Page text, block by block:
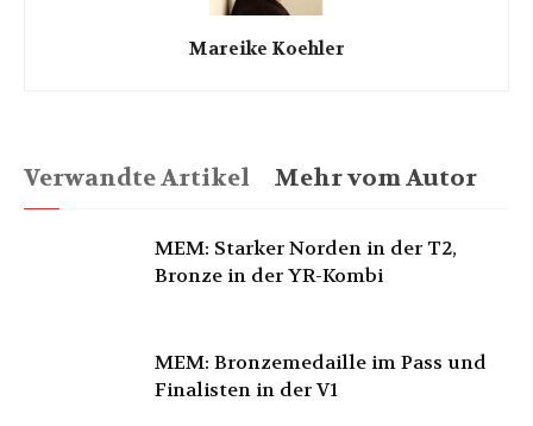
Mareike Koehler
Verwandte Artikel Mehr vom Autor
MEM: Starker Norden in der T2,
Bronze in der YR-Kombi
MEM: Bronzemedaille im Pass und
Finalisten in der V1